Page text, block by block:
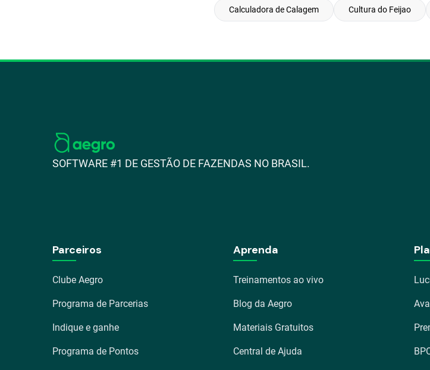
Calculadora de Calagem Cultura do Feijao
SOFTWARE #1 DE GESTÃO DE FAZENDAS NO BRASIL.
Parceiros
Clube Aegro
Programa de Parcerias
Indique e ganhe
Programa de Pontos
Aprenda
Treinamentos ao vivo
Blog da Aegro
Materiais Gratuitos
Central de Ajuda